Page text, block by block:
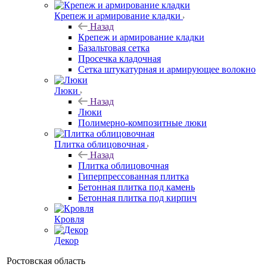
Крепеж и армирование кладки
Назад
Крепеж и армирование кладки
Базальтовая сетка
Просечка кладочная
Сетка штукатурная и армирующее волокно
Люки
Назад
Люки
Полимерно-композитные люки
Плитка облицовочная
Назад
Плитка облицовочная
Гиперпрессованная плитка
Бетонная плитка под камень
Бетонная плитка под кирпич
Кровля
Декор
Ростовская область